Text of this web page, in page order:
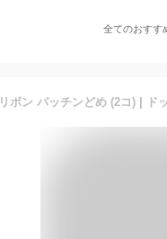
全てのおすす